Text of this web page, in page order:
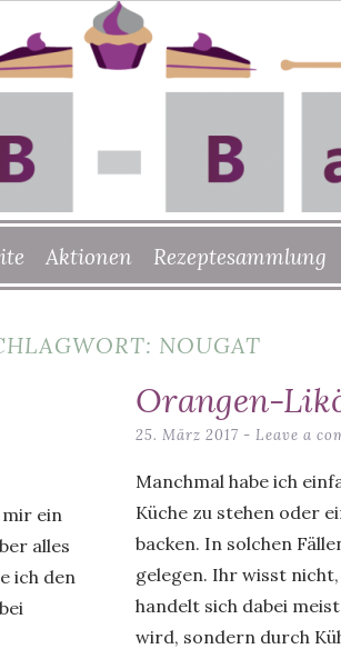
Aktionen Rezeptesammlung
NOUGAT
ein
alles
ich den
Orangen-
25. März 2017 Leave a
Manchmal habe ich
Küche zu stehen oder
backen. In solchen
gelegen. Ihr wisst
handelt sich dabei
wird, sondern durch